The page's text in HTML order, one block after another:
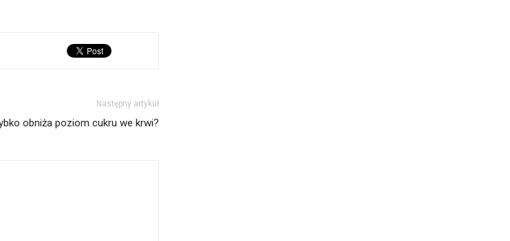
Następny artykuł
obniża poziom cukru we krwi?